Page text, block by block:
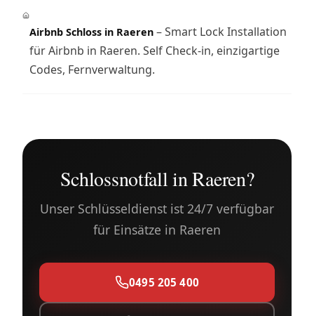
Airbnb Schloss in Raeren– Smart Lock Installation
für Airbnb in Raeren. Self Check-in, einzigartige
Codes, Fernverwaltung.
Schlossnotfall in Raeren?
Unser Schlüsseldienst ist 24/7 verfügbar
für Einsätze in Raeren
0495 205 400